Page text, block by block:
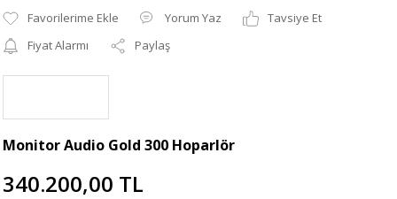
Yorum Yaz
Tavsiye Et
Fiyat Alarmı
Paylaş
Monitor Audio Gold 300 Hoparlör
340.200,00 TL